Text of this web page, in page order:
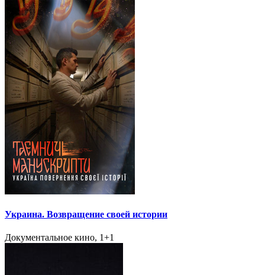
Украина. Возвращение своей истории
Документальное кино, 1+1